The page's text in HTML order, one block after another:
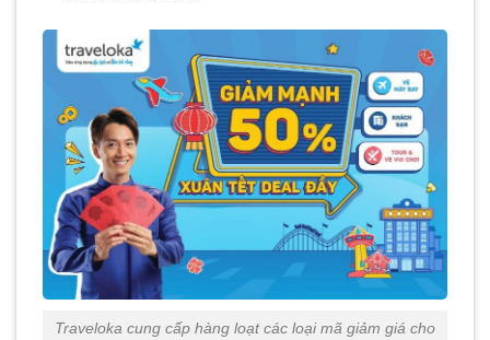
Traveloka cung cấp hàng loạt các loại mã giảm giá cho